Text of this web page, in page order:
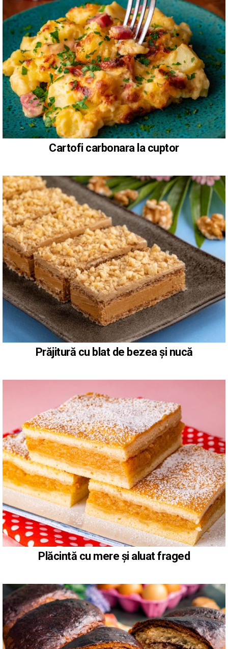
Cartofi carbonara la cuptor
Prăjitură cu blat de bezea și nucă
Plăcintă cu mere și aluat fraged